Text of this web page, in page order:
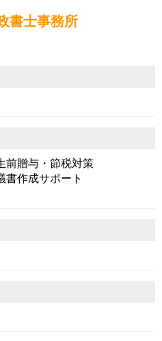
書士事務所
前贈与・節税対策
書作成サポート